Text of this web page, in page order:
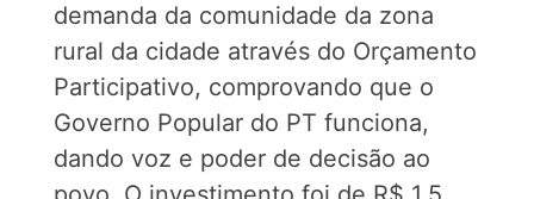
demanda da comunidade da zona
rural da cidade através do Orçamento
Participativo, comprovando que o
Governo Popular do PT funciona,
dando voz e poder de decisão ao